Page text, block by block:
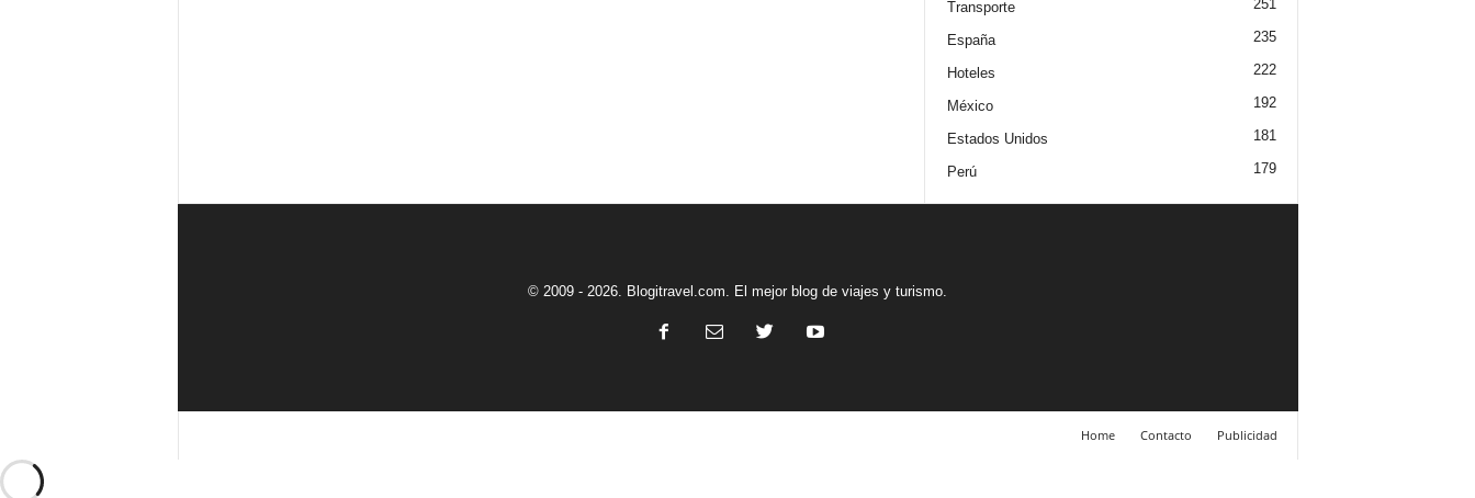
Transporte 251
España 235
Hoteles 222
México 192
Estados Unidos 181
Perú 179
© 2009 - 2026. Blogitravel.com. El mejor blog de viajes y turismo.
Home Contacto Publicidad